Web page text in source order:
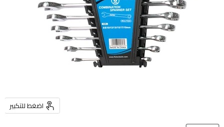
اضغط للتكبير